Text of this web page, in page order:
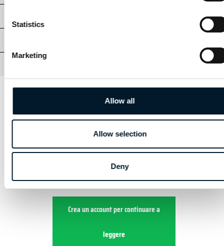
Statistics
Marketing
Allow all
Allow selection
Deny
CAPITOLO 1 - STS
1.6 | REGISTRAZIONE DEGLI
OPERATORI
Crea un account per continuare a
leggere